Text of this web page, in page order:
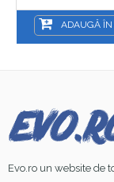
ADAUGĂ ÎN
Evo.ro un website de